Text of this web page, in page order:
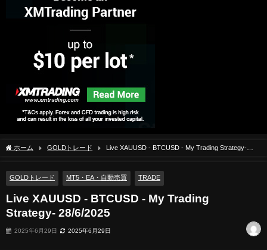
ホーム GOLDトレード
Live XAUUSD - BTCUSD - My Trading Strategy-
GOLDトレード MT5・EA・自動売買 TRADE
Live XAUUSD - BTCUSD - My Trading
Strategy- 28/6/2025
2025年6月29日 2025年6月29日